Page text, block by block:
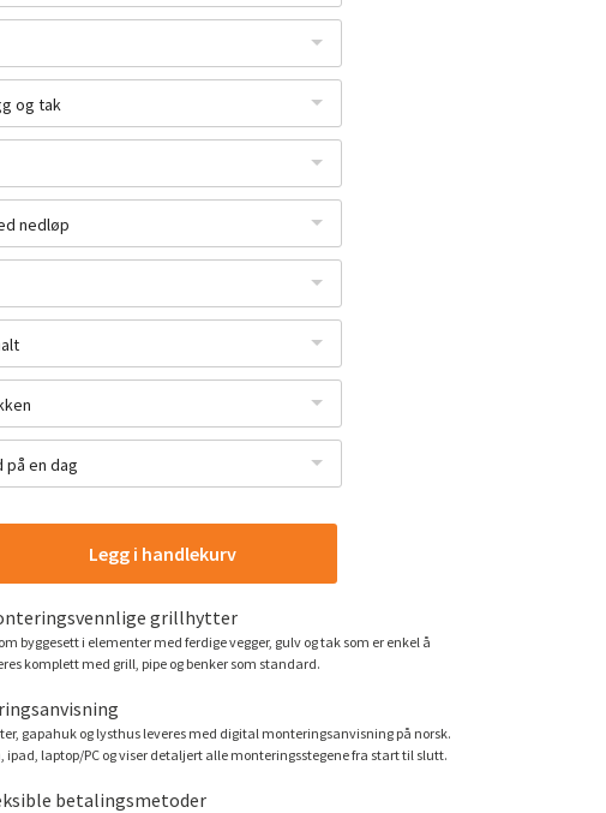
og tak
nedløp
på en dag
Legg i handlekurv
grillhytter
byggesett i elementer med ferdige vegger, gulv og tak som er enkel å
komplett med grill, pipe og benker som standard.
gapahuk og lysthus leveres med digital monteringsanvisning på norsk.
ipad, laptop/PC og viser detaljert alle monteringsstegene fra start til slutt.
betalingsmetoder